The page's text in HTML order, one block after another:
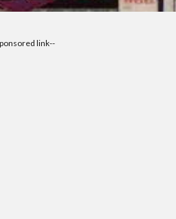
link--